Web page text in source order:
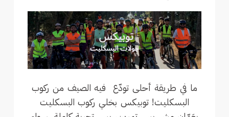
ما في طريقة أحلى تودّع فيه الصيف من ركوب
البسكليت! توبيكس بخلي ركوب البسكليت